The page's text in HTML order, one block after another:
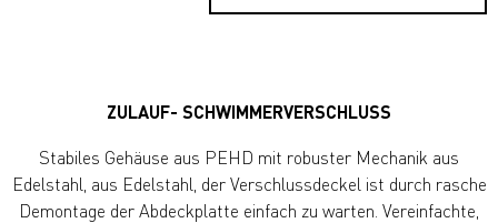
ZULAUF- SCHWIMMERVERSCHLUSS
Stabiles Gehäuse aus PEHD mit robuster Mechanik aus
Edelstahl, aus Edelstahl, der Verschlussdeckel ist durch rasche
Demontage der Abdeckplatte einfach zu warten. Vereinfachte,